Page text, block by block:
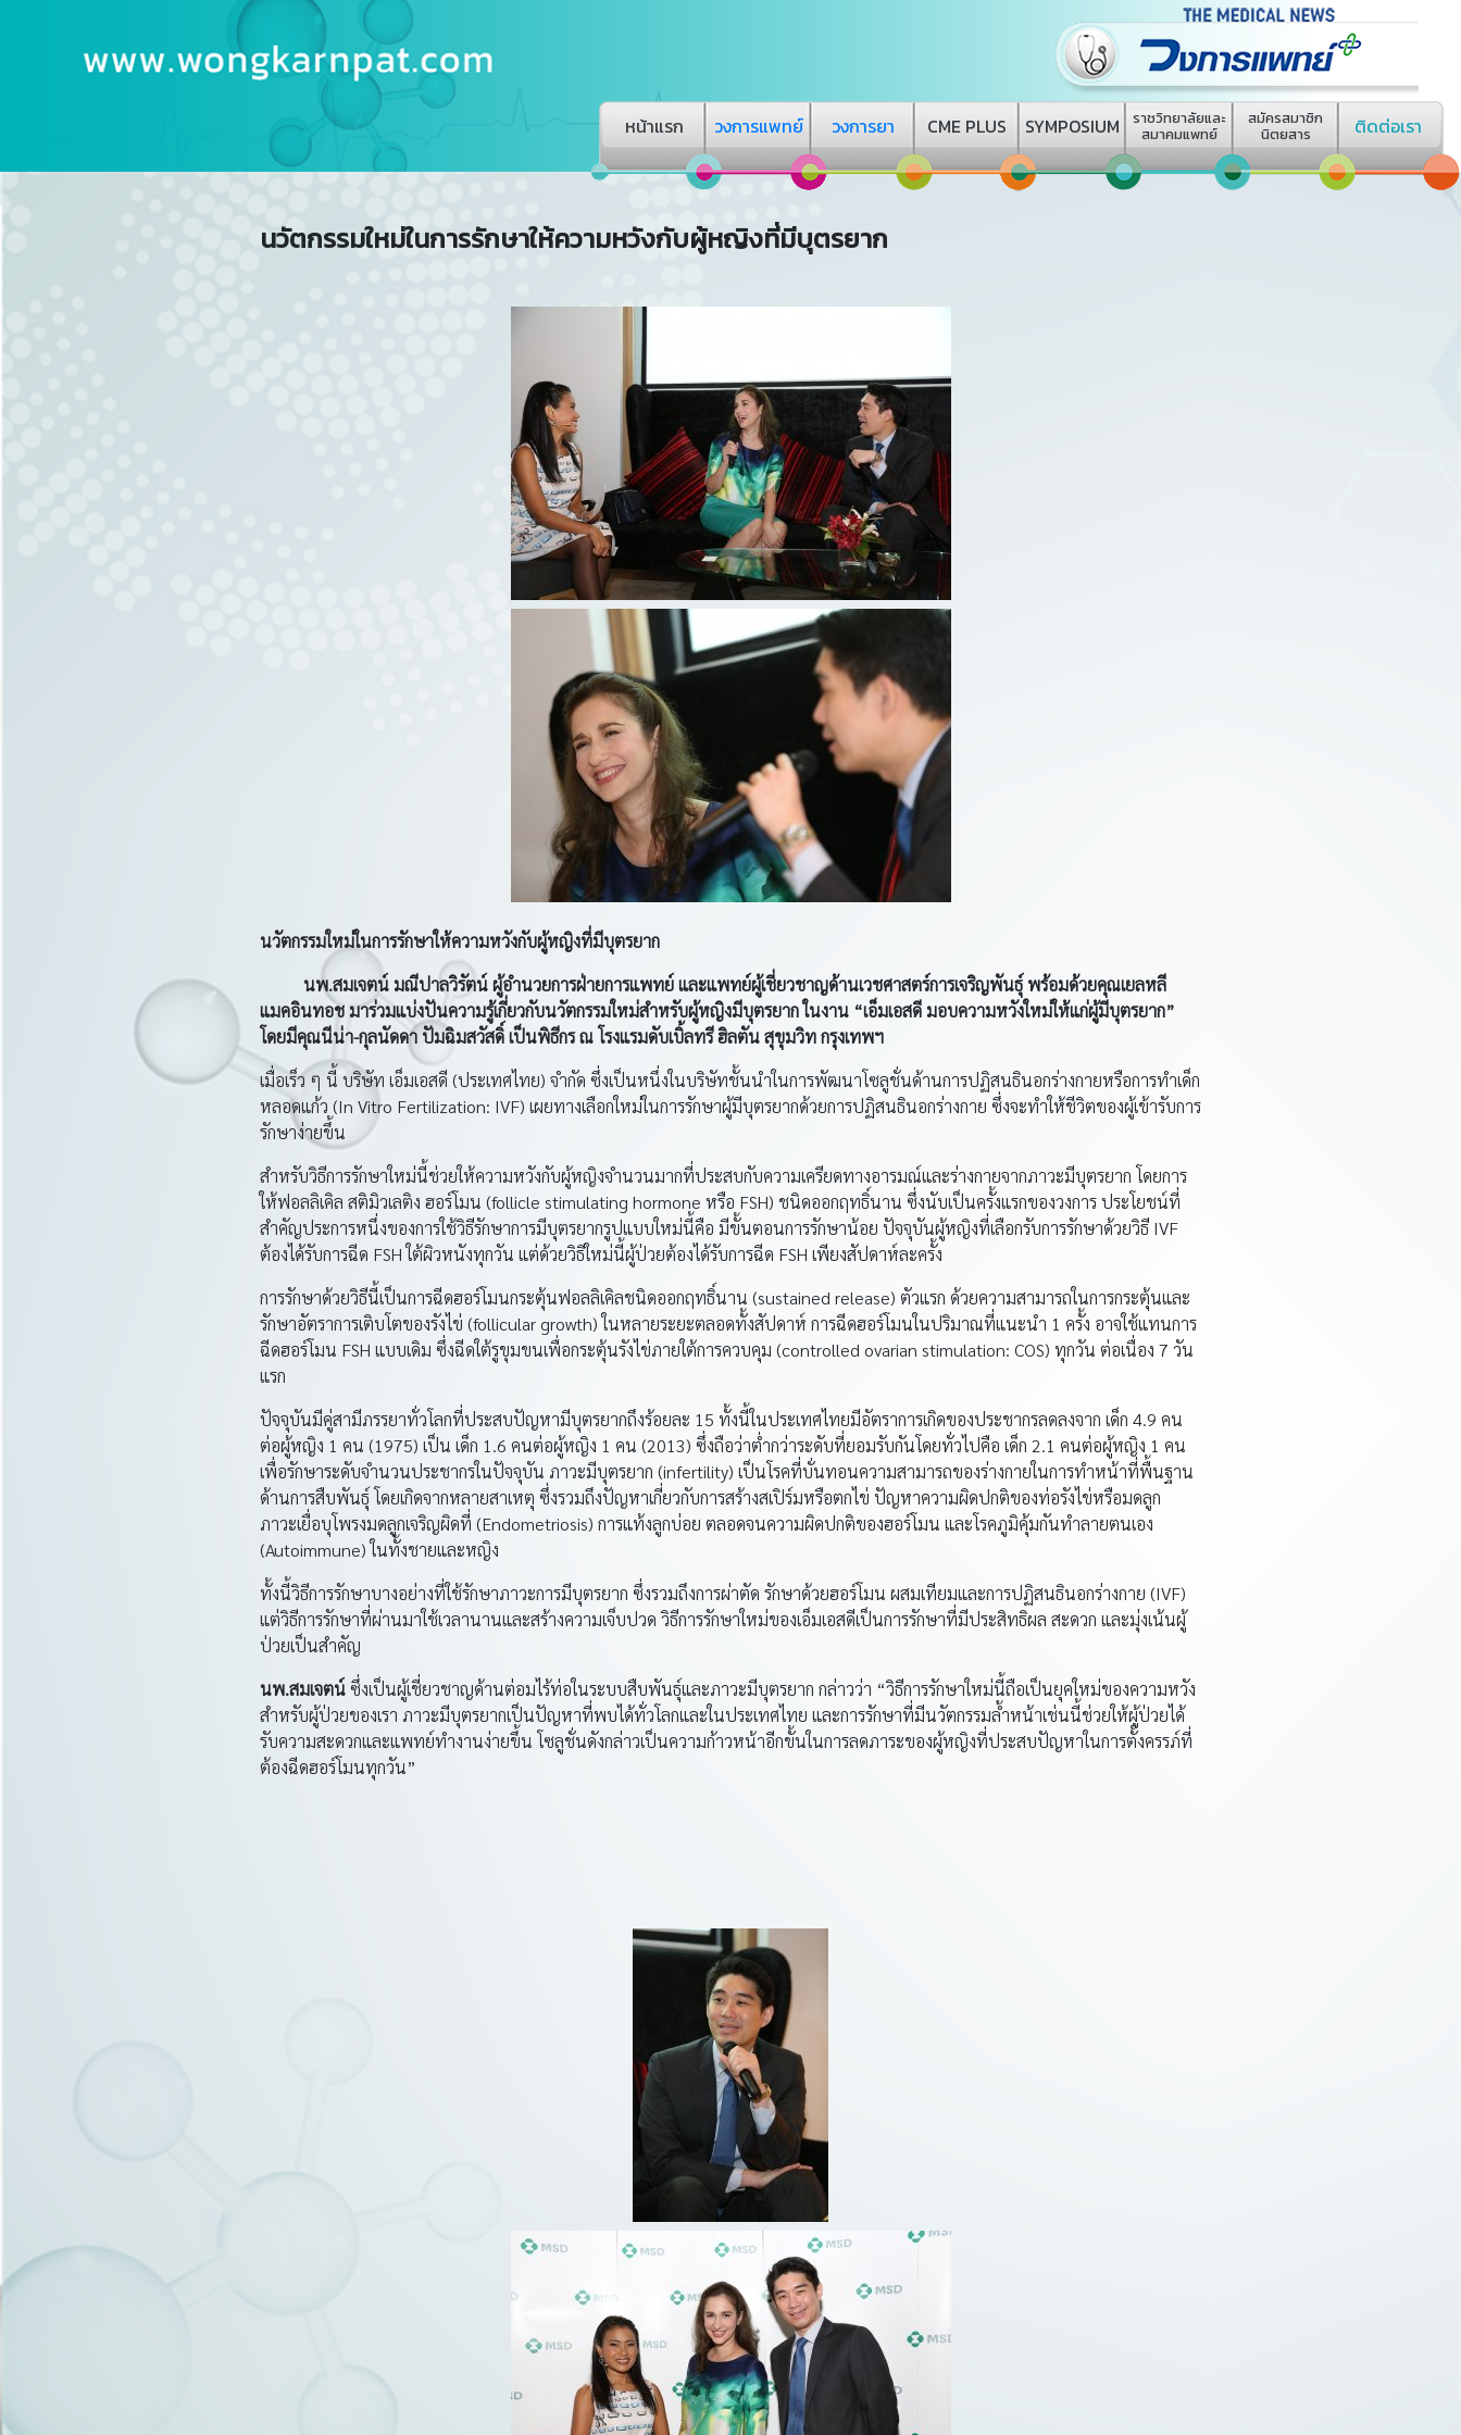
หน้าแรก วงการแพทย์ วงการยา CME PLUS SYMPOSIUM ราชวิทยาลัยและ
สมาคมแพทย์
สมัครสมาชิก
นิตยสาร ติดต่อเรา
นวัตกรรมใหม่ในการรักษาให้ความหวังกับผู้หญิงที่มีบุตรยาก
นวัตกรรมใหม่ในการรักษาให้ความหวังกับผู้หญิงที่มีบุตรยาก
นพ.สมเจตน์ มณีปาลวิรัตน์ ผู้อำนวยการฝ่ายการแพทย์ และแพทย์ผู้เชี่ยวชาญด้านเวชศาสตร์การเจริญพันธุ์ พร้อมด้วยคุณเยลหลี
แมคอินทอช มาร่วมแบ่งปันความรู้เกี่ยวกับนวัตกรรมใหม่สำหรับผู้หญิงมีบุตรยาก ในงาน “เอ็มเอสดี มอบความหวังใหม่ให้แก่ผู้มีบุตรยาก”
โดยมีคุณนีน่า-กุลนัดดา ปัมฉิมสวัสดิ์ เป็นพิธีกร ณ โรงแรมดับเบิ้ลทรี ฮิลตัน สุขุมวิท กรุงเทพฯ
เมื่อเร็ว ๆ นี้ บริษัท เอ็มเอสดี (ประเทศไทย) จำกัด ซึ่งเป็นหนึ่งในบริษัทชั้นนำในการพัฒนาโซลูชั่นด้านการปฏิสนธินอกร่างกายหรือการทำเด็ก
หลอดแก้ว (In Vitro Fertilization: IVF) เผยทางเลือกใหม่ในการรักษาผู้มีบุตรยากด้วยการปฏิสนธินอกร่างกาย ซึ่งจะทำให้ชีวิตของผู้เข้ารับการ
รักษาง่ายขึ้น
สำหรับวิธีการรักษาใหม่นี้ช่วยให้ความหวังกับผู้หญิงจำนวนมากที่ประสบกับความเครียดทางอารมณ์และร่างกายจากภาวะมีบุตรยาก โดยการ
ให้ฟอลลิเคิล สติมิวเลติง ฮอร์โมน (follicle stimulating hormone หรือ FSH) ชนิดออกฤทธิ์นาน ซึ่งนับเป็นครั้งแรกของวงการ ประโยชน์ที่
สำคัญประการหนึ่งของการใช้วิธีรักษาการมีบุตรยากรูปแบบใหม่นี้คือ มีขั้นตอนการรักษาน้อย ปัจจุบันผู้หญิงที่เลือกรับการรักษาด้วยวิธี IVF
ต้องได้รับการฉีด FSH ใต้ผิวหนังทุกวัน แต่ด้วยวิธีใหม่นี้ผู้ป่วยต้องได้รับการฉีด FSH เพียงสัปดาห์ละครั้ง
การรักษาด้วยวิธีนี้เป็นการฉีดฮอร์โมนกระตุ้นฟอลลิเคิลชนิดออกฤทธิ์นาน (sustained release) ตัวแรก ด้วยความสามารถในการกระตุ้นและ
รักษาอัตราการเติบโตของรังไข่ (follicular growth) ในหลายระยะตลอดทั้งสัปดาห์ การฉีดฮอร์โมนในปริมาณที่แนะนำ 1 ครั้ง อาจใช้แทนการ
ฉีดฮอร์โมน FSH แบบเดิม ซึ่งฉีดใต้รูขุมขนเพื่อกระตุ้นรังไข่ภายใต้การควบคุม (controlled ovarian stimulation: COS) ทุกวัน ต่อเนื่อง 7 วัน
แรก
ปัจจุบันมีคู่สามีภรรยาทั่วโลกที่ประสบปัญหามีบุตรยากถึงร้อยละ 15 ทั้งนี้ในประเทศไทยมีอัตราการเกิดของประชากรลดลงจาก เด็ก 4.9 คน
ต่อผู้หญิง 1 คน (1975) เป็น เด็ก 1.6 คนต่อผู้หญิง 1 คน (2013) ซึ่งถือว่าต่ำกว่าระดับที่ยอมรับกันโดยทั่วไปคือ เด็ก 2.1 คนต่อผู้หญิง 1 คน
เพื่อรักษาระดับจำนวนประชากรในปัจจุบัน ภาวะมีบุตรยาก (infertility) เป็นโรคที่บั่นทอนความสามารถของร่างกายในการทำหน้าที่พื้นฐาน
ด้านการสืบพันธุ์ โดยเกิดจากหลายสาเหตุ ซึ่งรวมถึงปัญหาเกี่ยวกับการสร้างสเปิร์มหรือตกไข่ ปัญหาความผิดปกติของท่อรังไข่หรือมดลูก
ภาวะเยื่อบุโพรงมดลูกเจริญผิดที่ (Endometriosis) การแท้งลูกบ่อย ตลอดจนความผิดปกติของฮอร์โมน และโรคภูมิคุ้มกันทำลายตนเอง
(Autoimmune) ในทั้งชายและหญิง
ทั้งนี้วิธีการรักษาบางอย่างที่ใช้รักษาภาวะการมีบุตรยาก ซึ่งรวมถึงการผ่าตัด รักษาด้วยฮอร์โมน ผสมเทียมและการปฏิสนธินอกร่างกาย (IVF)
แต่วิธีการรักษาที่ผ่านมาใช้เวลานานและสร้างความเจ็บปวด วิธีการรักษาใหม่ของเอ็มเอสดีเป็นการรักษาที่มีประสิทธิผล สะดวก และมุ่งเน้นผู้
ป่วยเป็นสำคัญ
นพ.สมเจตน์ ซึ่งเป็นผู้เชี่ยวชาญด้านต่อมไร้ท่อในระบบสืบพันธุ์และภาวะมีบุตรยาก กล่าวว่า “วิธีการรักษาใหม่นี้ถือเป็นยุคใหม่ของความหวัง
สำหรับผู้ป่วยของเรา ภาวะมีบุตรยากเป็นปัญหาที่พบได้ทั่วโลกและในประเทศไทย และการรักษาที่มีนวัตกรรมล้ำหน้าเช่นนี้ช่วยให้ผู้ป่วยได้
รับความสะดวกและแพทย์ทำงานง่ายขึ้น โซลูชั่นดังกล่าวเป็นความก้าวหน้าอีกขั้นในการลดภาระของผู้หญิงที่ประสบปัญหาในการตั้งครรภ์ที่
ต้องฉีดฮอร์โมนทุกวัน”